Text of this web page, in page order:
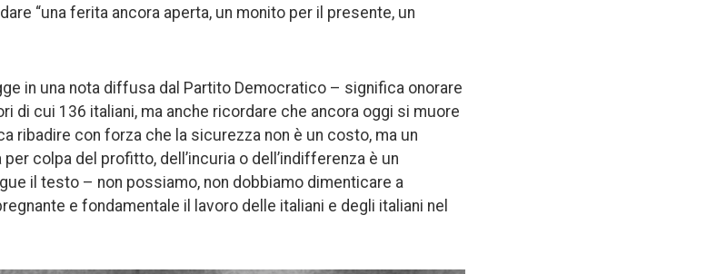
“una ferita ancora aperta, un monito per il presente, un
in una nota diffusa dal Partito Democratico – significa onorare
di cui 136 italiani, ma anche ricordare che ancora oggi si muore
ribadire con forza che la sicurezza non è un costo, ma un
colpa del profitto, dell’incuria o dell’indifferenza è un
il testo – non possiamo, non dobbiamo dimenticare a
e fondamentale il lavoro delle italiani e degli italiani nel